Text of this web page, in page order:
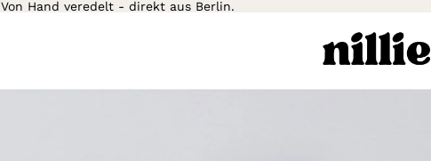
Von Hand veredelt - direkt aus Berlin.